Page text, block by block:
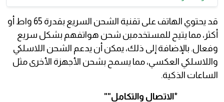
قد يحتوي الهاتف على تقنية الشحن السريع بقدرة 65 واط أو
أكثر، مما يتيح للمستخدمين شحن هواتفهم بشكل سريع
وفعال. بالإضافة إلى ذلك، يمكن أن يدعم الشحن اللاسلكي
واللاسلكي العكسي، مما يسمح بشحن الأجهزة الأخرى مثل
الساعات الذكية.
*الاتصال والتكامل""